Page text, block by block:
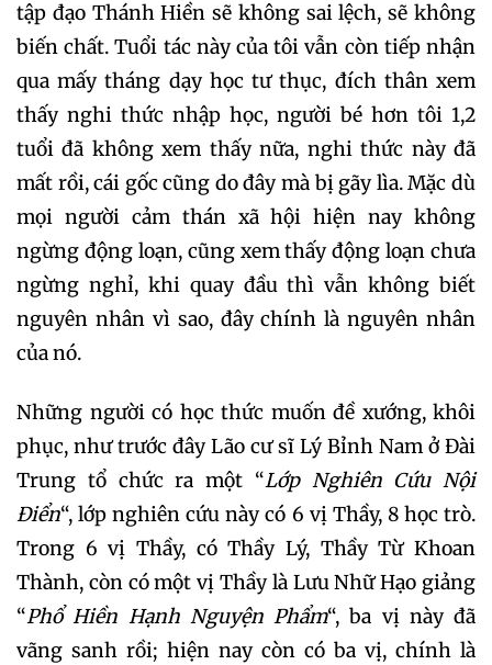
tập đạo Thánh Hiền sẽ không sai lệch, sẽ không
biến chất. Tuổi tác này của tôi vẫn còn tiếp nhận
qua mấy tháng dạy học tư thục, đích thân xem
thấy nghi thức nhập học, người bé hơn tôi 1,2
tuổi đã không xem thấy nữa, nghi thức này đã
mất rồi, cái gốc cũng do đây mà bị gãy lìa. Mặc dù
mọi người cảm thán xã hội hiện nay không
ngừng động loạn, cũng xem thấy động loạn chưa
ngừng nghỉ, khi quay đầu thì vẫn không biết
nguyên nhân vì sao, đây chính là nguyên nhân
của nó.
Những người có học thức muốn đề xướng, khôi
phục, như trước đây Lão cư sĩ Lý Bỉnh Nam ở Đài
Trung tổ chức ra một “Lớp Nghiên Cứu Nội
Điển“, lớp nghiên cứu này có 6 vị Thầy, 8 học trò.
Trong 6 vị Thầy, có Thầy Lý, Thầy Từ Khoan
Thành, còn có một vị Thầy là Lưu Nhữ Hạo giảng
“Phổ Hiền Hạnh Nguyện Phẩm“, ba vị này đã
vãng sanh rồi; hiện nay còn có ba vị, chính là